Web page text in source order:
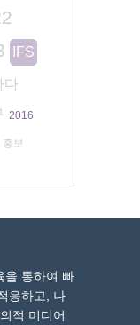
IFS
다
2016
홍보
을 통하여 빠
응하고, 나
적 미디어